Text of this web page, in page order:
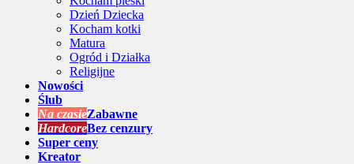
Dzień Dziecka
Kocham kotki
Matura
Ogród i Działka
Religijne
Nowości
Ślub
Na czasieZabawne
HardcoreBez cenzury
Super ceny
Kreator